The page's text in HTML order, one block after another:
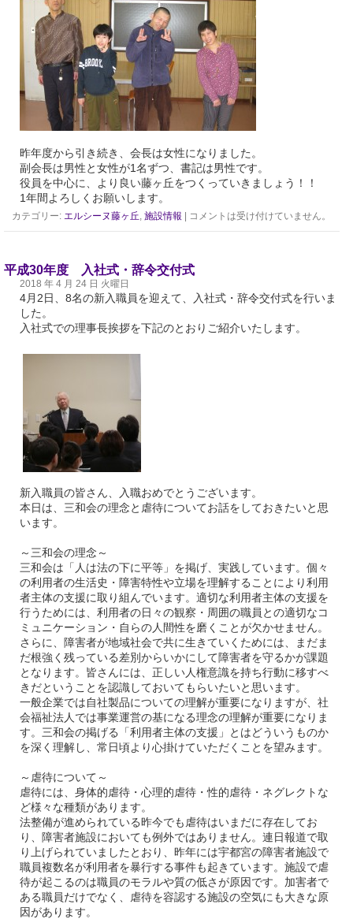
昨年度から引き続き、会長は女性になりました。
副会長は男性と女性が1名ずつ、書記は男性です。
役員を中心に、より良い藤ヶ丘をつくっていきましょう！！
1年間よろしくお願いします。
カテゴリー:エルシーヌ藤ヶ丘,施設情報 コメントは受け付けていません。
平成30年度 入社式・辞令交付式
2018 年 4 月 24 日 火曜日
4月2日、8名の新入職員を迎えて、入社式・辞令交付式を行いま
した。
入社式での理事長挨拶を下記のとおりご紹介いたします。
新入職員の皆さん、入職おめでとうございます。
本日は、三和会の理念と虐待についてお話をしておきたいと思
います。
～三和会の理念～
三和会は「人は法の下に平等」を掲げ、実践しています。個々
の利用者の生活史・障害特性や立場を理解することにより利用
者主体の支援に取り組んでいます。適切な利用者主体の支援を
行うためには、利用者の日々の観察・周囲の職員との適切なコ
ミュニケーション・自らの人間性を磨くことが欠かせません。
さらに、障害者が地域社会で共に生きていくためには、まだま
だ根強く残っている差別からいかにして障害者を守るかが課題
となります。皆さんには、正しい人権意識を持ち行動に移すべ
きだということを認識しておいてもらいたいと思います。
一般企業では自社製品についての理解が重要になりますが、社
会福祉法人では事業運営の基になる理念の理解が重要になりま
す。三和会の掲げる「利用者主体の支援」とはどういうものか
を深く理解し、常日頃より心掛けていただくことを望みます。
～虐待について～
虐待には、身体的虐待・心理的虐待・性的虐待・ネグレクトな
ど様々な種類があります。
法整備が進められている昨今でも虐待はいまだに存在してお
り、障害者施設においても例外ではありません。連日報道で取
り上げられていましたとおり、昨年には宇都宮の障害者施設で
職員複数名が利用者を暴行する事件も起きています。施設で虐
待が起こるのは職員のモラルや質の低さが原因です。加害者で
ある職員だけでなく、虐待を容認する施設の空気にも大きな原
因があります。